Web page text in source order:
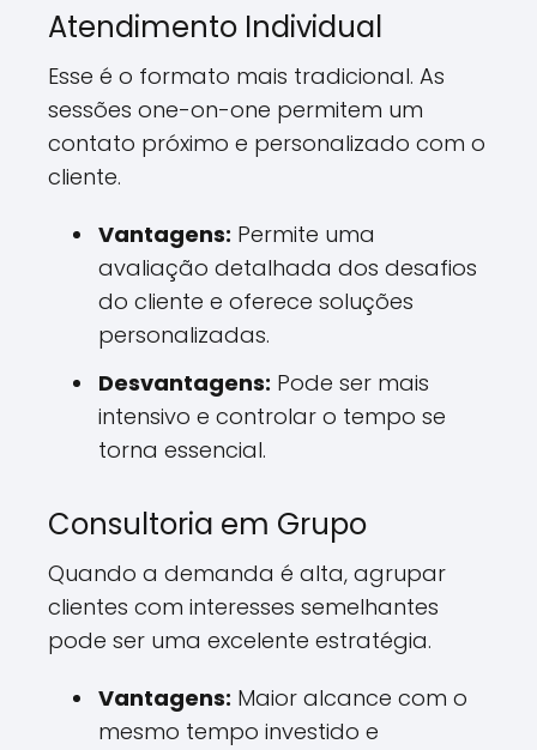
Atendimento Individual
Esse é o formato mais tradicional. As
sessões one-on-one permitem um
contato próximo e personalizado com o
cliente.
Vantagens: Permite uma
avaliação detalhada dos desafios
do cliente e oferece soluções
personalizadas.
Desvantagens: Pode ser mais
intensivo e controlar o tempo se
torna essencial.
Consultoria em Grupo
Quando a demanda é alta, agrupar
clientes com interesses semelhantes
pode ser uma excelente estratégia.
Vantagens: Maior alcance com o
mesmo tempo investido e